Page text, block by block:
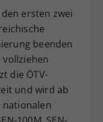
ersten zwei
beenden
vollziehen
die ÖTV-
und wird ab
nationalen